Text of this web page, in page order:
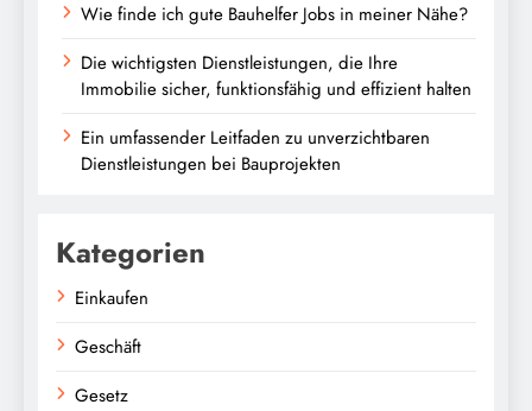
Wie finde ich gute Bauhelfer Jobs in meiner Nähe?
Die wichtigsten Dienstleistungen, die Ihre
Immobilie sicher, funktionsfähig und effizient halten
Ein umfassender Leitfaden zu unverzichtbaren
Dienstleistungen bei Bauprojekten
Kategorien
Einkaufen
Geschäft
Gesetz